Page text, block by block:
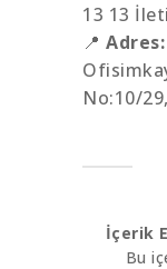
13 13
📍 Adres:
No:10/
İçerik
Bu